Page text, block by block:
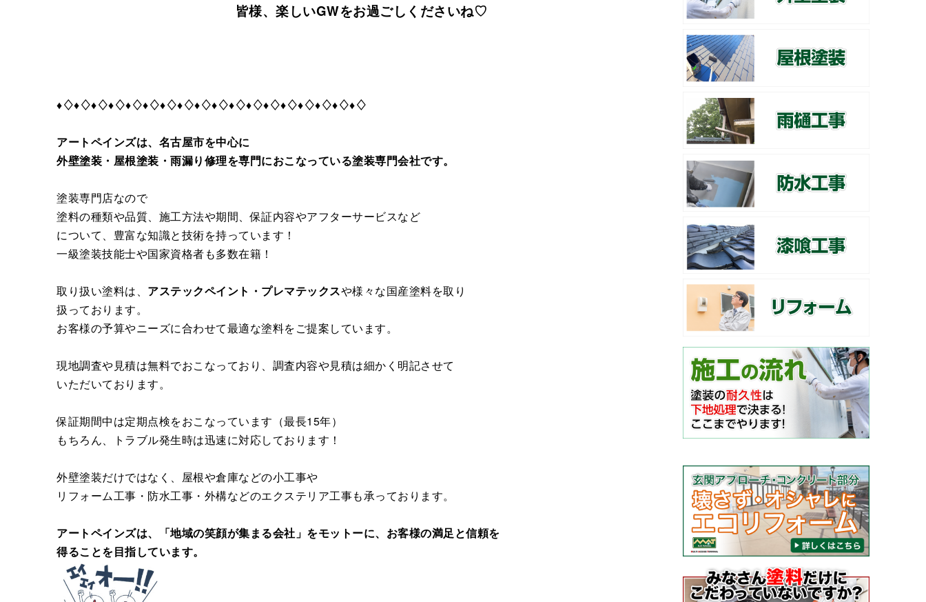
皆様、楽しいGWをお過ごしくださいね♡
♦♢♦♢♦♢♦♢♦♢♦♢♦♢♦♢♦♢♦♢♦♢♦♢♦♢♦♢♦♢♦♢♦♢♦♢
アートペインズは、名古屋市を中心に
外壁塗装・屋根塗装・雨漏り修理を専門におこなっている塗装専門会社です。
塗装専門店なので
塗料の種類や品質、施工方法や期間、保証内容やアフターサービスなど
について、豊富な知識と技術を持っています！
一級塗装技能士や国家資格者も多数在籍！
取り扱い塗料は、 アステックペイント・プレマテックスや様々な国産塗料を取り
扱っております。
お客様の予算やニーズに合わせて最適な塗料をご提案しています。
現地調査や見積は無料でおこなっており、調査内容や見積は細かく明記させて
いただいております。
保証期間中は定期点検をおこなっています（最長15年）
もちろん、トラブル発生時は迅速に対応しております！
外壁塗装だけではなく、屋根や倉庫などの小工事や
リフォーム工事・防水工事・外構などのエクステリア工事も承っております。
アートペインズは、「地域の笑顔が集まる会社」をモットーに、お客様の満足と信頼を
得ることを目指しています。